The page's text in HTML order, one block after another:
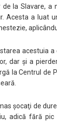
de la Slavare, a
Acesta a luat
acestuia
dar şi a
la Centrul de
şocaţi de
adică fără